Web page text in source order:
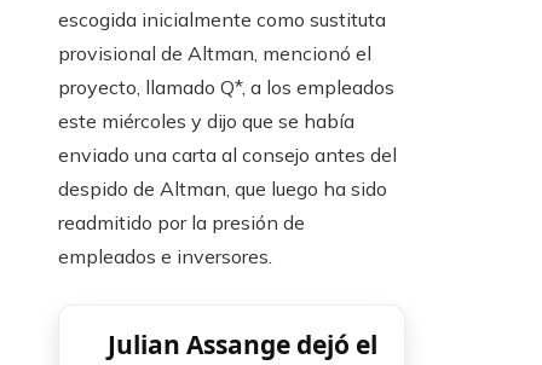
escogida inicialmente como sustituta
provisional de Altman, mencionó el
proyecto, llamado Q*, a los empleados
este miércoles y dijo que se había
enviado una carta al consejo antes del
despido de Altman, que luego ha sido
readmitido por la presión de
empleados e inversores.
Julian Assange dejó el